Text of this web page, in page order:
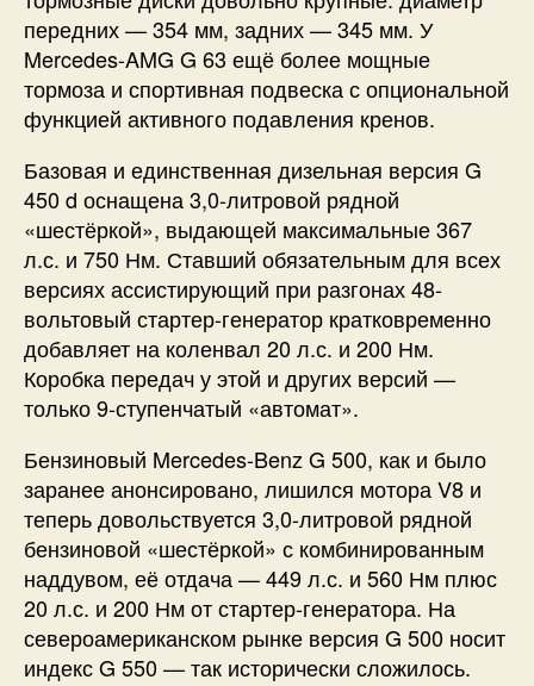
передних — 354 мм, задних — 345 мм. У
Mercedes-AMG G 63 ещё более мощные
тормоза и спортивная подвеска с опциональной
функцией активного подавления кренов.
Базовая и единственная дизельная версия G
450 d оснащена 3,0-литровой рядной
«шестёркой», выдающей максимальные 367
л.с. и 750 Нм. Ставший обязательным для всех
версиях ассистирующий при разгонах 48-
вольтовый стартер-генератор кратковременно
добавляет на коленвал 20 л.с. и 200 Нм.
Коробка передач у этой и других версий —
только 9-ступенчатый «автомат».
Бензиновый Mercedes-Benz G 500, как и было
заранее анонсировано, лишился мотора V8 и
теперь довольствуется 3,0-литровой рядной
бензиновой «шестёркой» с комбинированным
наддувом, её отдача — 449 л.с. и 560 Нм плюс
20 л.с. и 200 Нм от стартер-генератора. На
североамериканском рынке версия G 500 носит
индекс G 550 — так исторически сложилось.